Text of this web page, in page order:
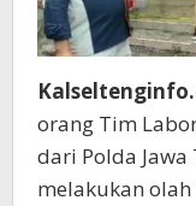
orang Tim
dari Polda
melakukan olah